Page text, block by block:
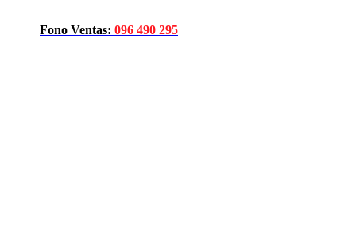
Fono Ventas: 096 490 295